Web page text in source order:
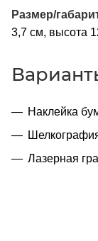
Размер/
3,7 см, высота
Наклейка
Лазерная